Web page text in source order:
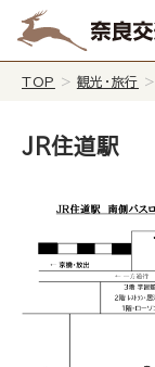
TOP > 観光・旅行 >
JR住道駅